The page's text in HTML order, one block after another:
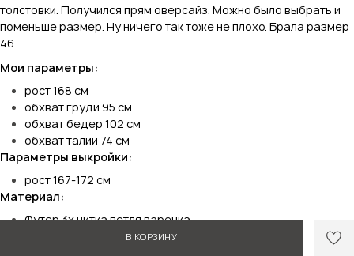
В КОРЗИНУ
толстовки. Получился прям оверсайз. Можно было выбрать и
поменьше размер. Ну ничего так тоже не плохо. Брала размер
46
Мои параметры:
рост 168 см
обхват груди 95 см
обхват бедер 102 см
обхват талии 74 см
Параметры выкройки:
рост 167-172 см
Материал:
Футер 3х нитка петля варенка
Время на пошив изделия: